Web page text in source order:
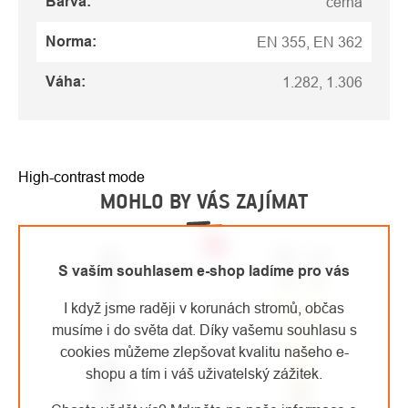
S vaším souhlasem e-shop ladíme pro vás
I když jsme raději v korunách stromů, občas
musíme i do světa dat. Díky vašemu souhlasu s
cookies můžeme zlepšovat kvalitu našeho e-
shopu a tím i váš uživatelský zážitek.
Norma: EN 355, EN 362
Váha: 1.282, 1.306
High-contrast mode
MOHLO BY VÁS ZAJÍMAT